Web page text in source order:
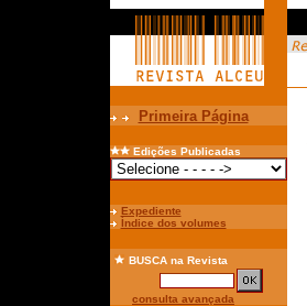
Primeira Página
Edições Publicadas
Expediente
Índice dos volumes
BUSCAna Revista
consulta avançada